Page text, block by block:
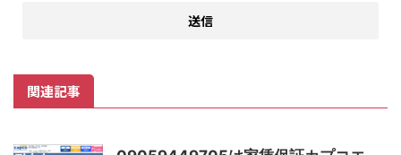
関連記事